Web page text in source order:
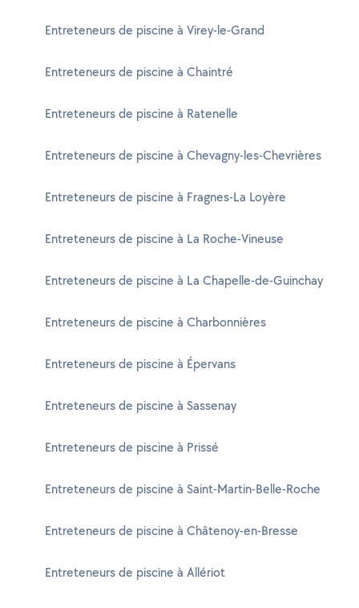
Entreteneurs de piscine à Virey-le-Grand
Entreteneurs de piscine à Chaintré
Entreteneurs de piscine à Ratenelle
Entreteneurs de piscine à Chevagny-les-Chevrières
Entreteneurs de piscine à Fragnes-La Loyère
Entreteneurs de piscine à La Roche-Vineuse
Entreteneurs de piscine à La Chapelle-de-Guinchay
Entreteneurs de piscine à Charbonnières
Entreteneurs de piscine à Épervans
Entreteneurs de piscine à Sassenay
Entreteneurs de piscine à Prissé
Entreteneurs de piscine à Saint-Martin-Belle-Roche
Entreteneurs de piscine à Châtenoy-en-Bresse
Entreteneurs de piscine à Allériot